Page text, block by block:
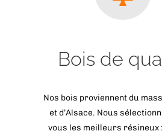
Bois de
Nos bois proviennent du
et d’Alsace. Nous
vous les meilleurs résineux